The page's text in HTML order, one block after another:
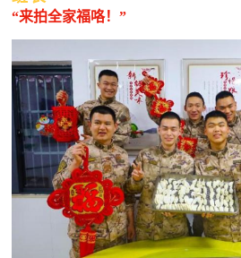
“来拍全家福咯！”